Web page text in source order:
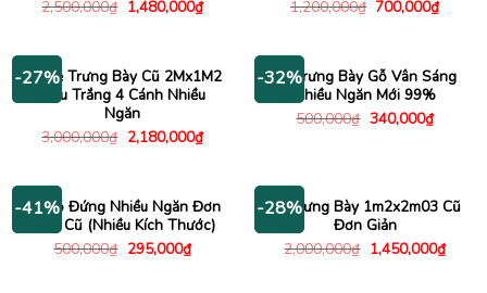
2,500,000₫ Giá
gốc
1,480,000₫Giá
hiện
1,480,000₫.
1,200,000₫ Giá
700,000₫Giá
hiện
-27%
Tủ Kệ Trưng Bày Cũ 2Mx1M2
Màu Trắng 4 Cánh Nhiều
Ngăn
3,000,000₫ Giá
gốc
2,180,000₫Giá
hiện
2,180,000₫.
-32%
Kệ Trưng Bày Gỗ Vân Sáng
Nhiều Ngăn Mới 99%
500,000₫ Giá
340,000₫Giá
hiện
-41%
Kệ Gỗ Đứng Nhiều Ngăn Đơn
Giản Cũ (Nhiều Kích Thước)
500,000₫ Giá
295,000₫Giá
hiện
-28%
Kệ Trưng Bày 1m2x2m03 Cũ
Đơn Giản
2,000,000₫ Giá
gốc
1,450,000₫Giá
hiện